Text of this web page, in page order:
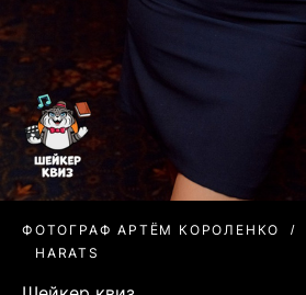
ФОТОГРАФ АРТЁМ КОРОЛЕНКО
HARATS